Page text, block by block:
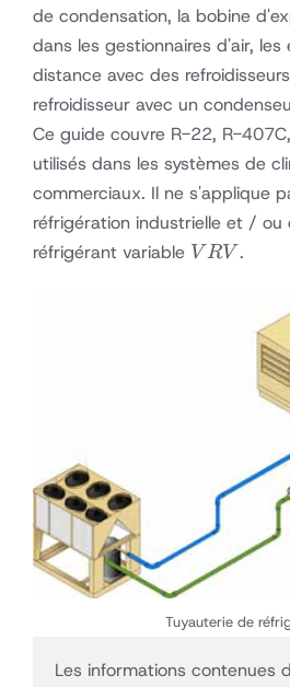
de condensation, la bobine
dans les gestionnaires d'air, les
distance avec des
refroidisseur avec un
Ce guide couvre R-22, R-
utilisés dans les systèmes de
commerciaux. Il ne s'applique
réfrigération industrielle et / ou
réfrigérant variable VRV
V RV .
Tuyauterie de
Les informations contenues